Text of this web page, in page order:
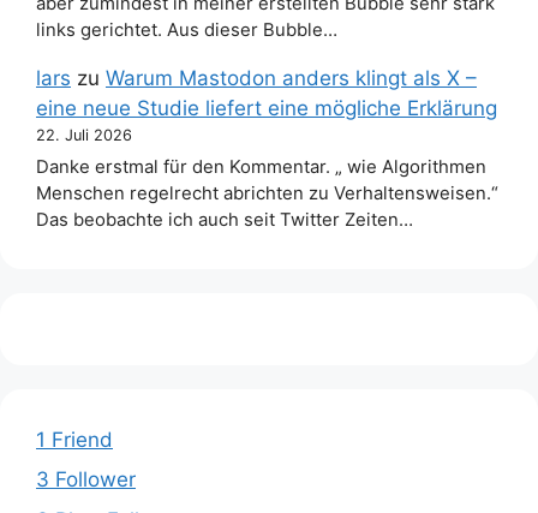
links gerichtet. Aus dieser Bubble…
lars zu Warum Mastodon anders klingt als X –
eine neue Studie liefert eine mögliche Erklärung
22. Juli 2026
Danke erstmal für den Kommentar. „ wie Algorithmen
Menschen regelrecht abrichten zu Verhaltensweisen.“
Das beobachte ich auch seit Twitter Zeiten…
1 Friend
3 Follower